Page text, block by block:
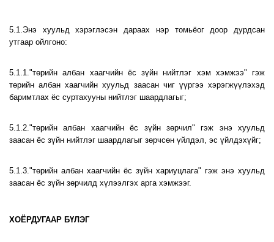
5.1.Энэ хуульд хэрэглэсэн дараах нэр томьёог доор дурдсан
утгаар ойлгоно:
5.1.1."төрийн албан хаагчийн ёс зүйн нийтлэг хэм хэмжээ" гэж
төрийн албан хаагчийн хуульд заасан чиг үүргээ хэрэгжүүлэхэд
баримтлах ёс суртахууны нийтлэг шаардлагыг;
5.1.2."төрийн албан хаагчийн ёс зүйн зөрчил" гэж энэ хуульд
заасан ёс зүйн нийтлэг шаардлагыг зөрчсөн үйлдэл, эс үйлдэхүйг;
5.1.3."төрийн албан хаагчийн ёс зүйн хариуцлага" гэж энэ хуульд
заасан ёс зүйн зөрчилд хүлээлгэх арга хэмжээг.
ХОЁРДУГААР БҮЛЭГ